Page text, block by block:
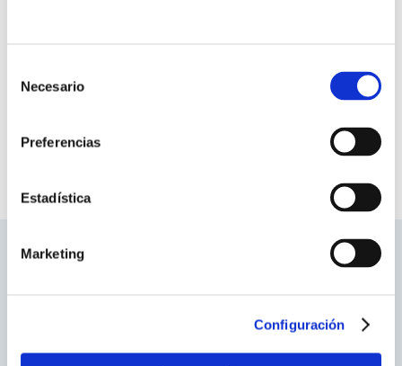
Necesario
Preferencias
Estadística
Marketing
Configuración
ninguno de sus procesos (fabricación y extensión); cuando se
emplean en templado, únicamente se elevan hasta que la
CTN 51/SC 1 Asfaltos
Nº de vocalías